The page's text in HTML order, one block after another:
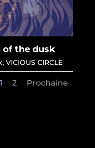
of the dusk
, VICIOUS CIRCLE
1 2 Prochaine